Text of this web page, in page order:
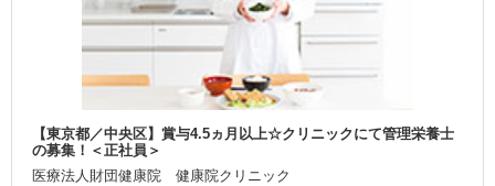
【東京都／中央区】賞与4.5ヵ月以上☆クリニックにて管理栄養士
の募集！＜正社員＞
医療法人財団健康院 健康院クリニック